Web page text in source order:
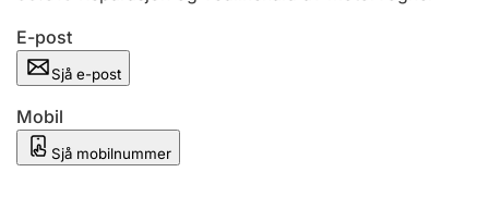
E-post
Sjå e-post
Mobil
Sjå mobilnummer